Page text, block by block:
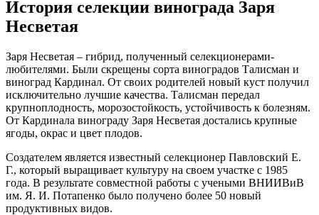
История селекции винограда Заря
Несветая
Заря Несветая – гибрид, полученный селекционерами-
любителями. Были скрещены сорта виноградов Талисман и
виноград Кардинал. От своих родителей новый куст получил
исключительно лучшие качества. Талисман передал
крупноплодность, морозостойкость, устойчивость к болезням.
От Кардинала винограду Заря Несветая достались крупные
ягоды, окрас и цвет плодов.
Создателем является известный селекционер Павловский Е.
Г., который выращивает культуру на своем участке с 1985
года. В результате совместной работы с учеными ВНИИВиВ
им. Я. И. Потапенко было получено более 50 новый
продуктивных видов.